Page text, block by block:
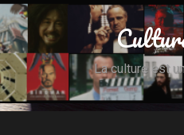
La culture est